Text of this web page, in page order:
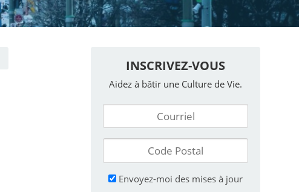
INSCRIVEZ-VOUS
Aidez à bâtir une Culture de Vie.
Envoyez-moi des mises à jour